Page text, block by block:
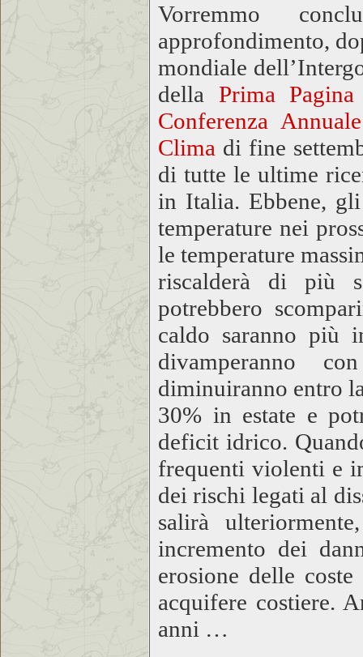
Vorremmo
approfondimento,
mondiale
della Prima
Conferenza
Clima di fine
di tutte le ultime
in Italia. Ebbene,
temperature nei
le temperature
riscalderà di più
potrebbero
caldo saranno più
divamperanno
diminuiranno entro
30% in estate e
deficit idrico.
frequenti violenti e
dei rischi legati al
salirà
incremento dei
erosione delle
acquifere costiere.
anni …